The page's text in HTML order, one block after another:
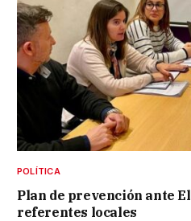
POLÍTICA
Plan de prevención ante
referentes locales